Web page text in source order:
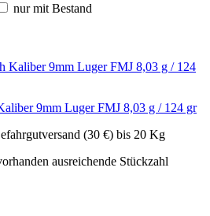
nur mit Bestand
9mm Luger FMJ 8,03 g / 124 gr
(30 €) bis 20 Kg
ausreichende Stückzahl